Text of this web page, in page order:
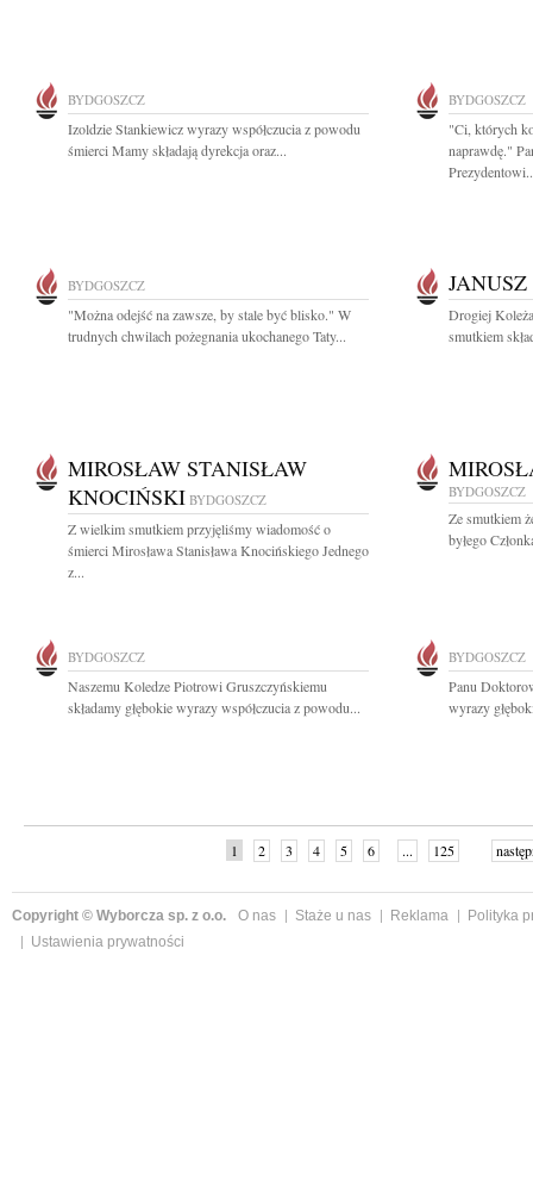
BYDGOSZCZ
Izoldzie Stankiewicz wyrazy współczucia z powodu
śmierci Mamy składają dyrekcja oraz...
BYDGOSZCZ
"Ci, których
naprawdę."
BYDGOSZCZ
"Można odejść na zawsze, by stale być blisko." W
trudnych chwilach pożegnania ukochanego Taty...
Drogiej
smutkiem
MIROSŁAW STANISŁAW
KNOCIŃSKI BYDGOSZCZ
Z wielkim smutkiem przyjęliśmy wiadomość o
śmierci Mirosława Stanisława Knocińskiego Jednego
z...
BYDGOSZCZ
Ze smutkiem
byłego
BYDGOSZCZ
Naszemu Koledze Piotrowi Gruszczyńskiemu
składamy głębokie wyrazy współczucia z powodu...
BYDGOSZCZ
Panu
wyrazy
1 2 3 4 5 6 ... 125
Copyright © Wyborcza sp. z o.o. O nas Staże u nas Reklama
Polityka
Ustawienia prywatności